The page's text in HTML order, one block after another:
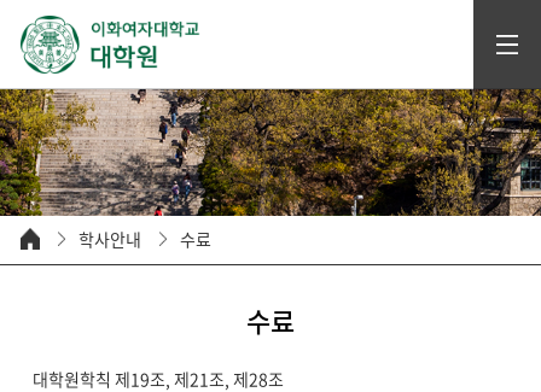
학사안내 수료
수료
대학원학칙 제19조, 제21조, 제28조